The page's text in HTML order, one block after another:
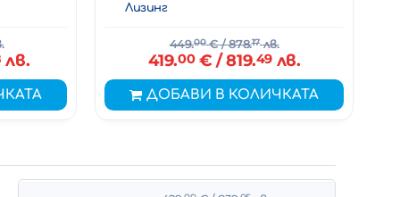
лв.
Лизинг
449.00€/ 878.17лв.
419.00€ / 819.49лв.
ДОБАВИ В КОЛИЧКАТА